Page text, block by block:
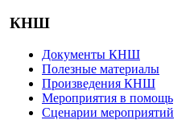
КНШ
Документы КНШ
Полезные материалы
Произведения КНШ
Мероприятия в помощь
Сценарии мероприятий